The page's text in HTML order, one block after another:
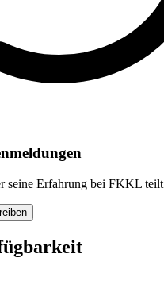
seine Erfahrung bei FKKL teilt